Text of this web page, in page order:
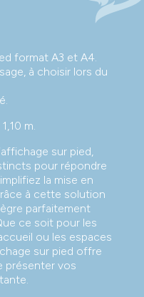
format A3 et A4.
à choisir lors du
m.
sur pied,
pour répondre
la mise en
à cette solution
parfaitement
ce soit pour les
ou les espaces
sur pied offre
présenter vos